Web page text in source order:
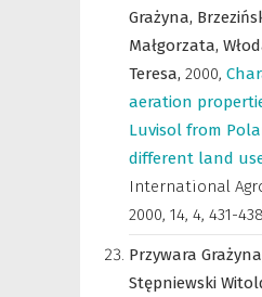
Grażyna,
Małgorzata,
Teresa, 2000,
aeration
Luvisol from
different land
International
2000, 14, 4, 431-438
Przywara
Stępniewski